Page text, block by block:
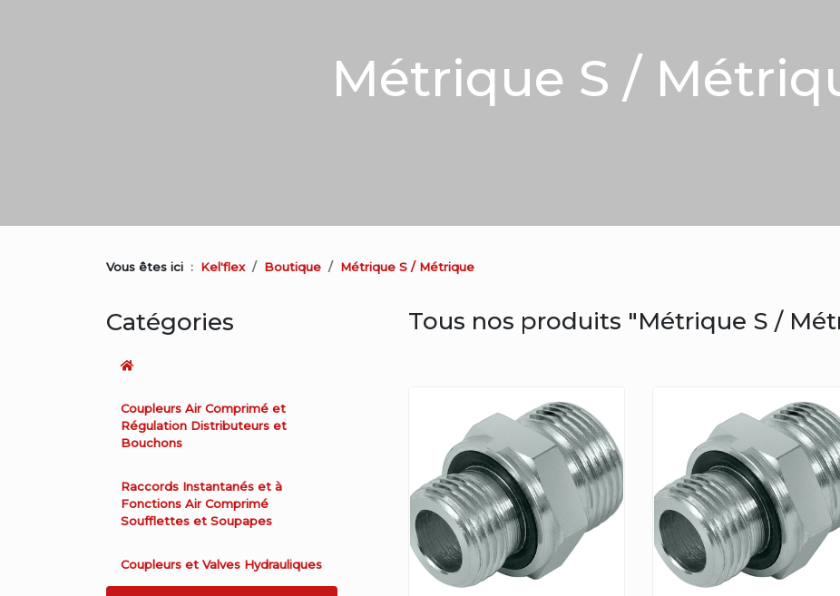
Métrique S /
Vous êtes ici Kel'flex Boutique Métrique S / Métrique
Tous nos produits "Métrique S /
Catégories
Coupleurs Air Comprimé et
Régulation Distributeurs et
Bouchons
Raccords Instantanés et à
Fonctions Air Comprimé
Soufflettes et Soupapes
Coupleurs et Valves Hydrauliques